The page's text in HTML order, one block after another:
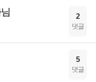
2
댓글
5
댓글